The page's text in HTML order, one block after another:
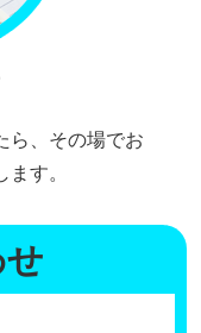
ら、その場でお
す。